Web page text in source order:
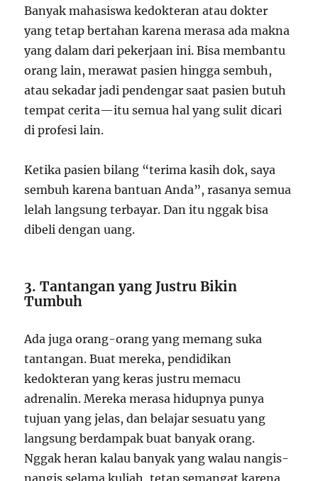
Banyak mahasiswa kedokteran atau dokter
yang tetap bertahan karena merasa ada makna
yang dalam dari pekerjaan ini. Bisa membantu
orang lain, merawat pasien hingga sembuh,
atau sekadar jadi pendengar saat pasien butuh
tempat cerita—itu semua hal yang sulit dicari
di profesi lain.
Ketika pasien bilang “terima kasih dok, saya
sembuh karena bantuan Anda”, rasanya semua
lelah langsung terbayar. Dan itu nggak bisa
dibeli dengan uang.
3. Tantangan yang Justru Bikin
Tumbuh
Ada juga orang-orang yang memang suka
tantangan. Buat mereka, pendidikan
kedokteran yang keras justru memacu
adrenalin. Mereka merasa hidupnya punya
tujuan yang jelas, dan belajar sesuatu yang
langsung berdampak buat banyak orang.
Nggak heran kalau banyak yang walau nangis-
nangis selama kuliah, tetap semangat karena